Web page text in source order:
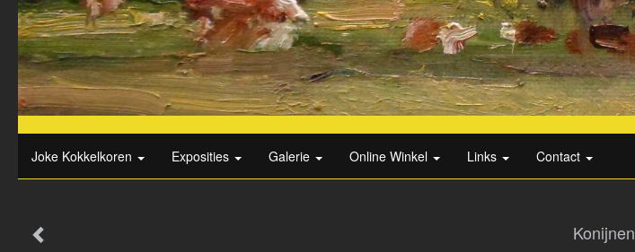
Joke Kokkelkoren Exposities Galerie Online Winkel Links Contact
Konijnen